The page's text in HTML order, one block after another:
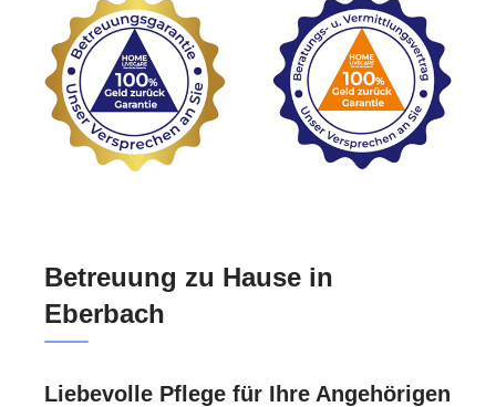
Betreuung zu Hause in
Eberbach
Liebevolle Pflege für Ihre Angehörigen